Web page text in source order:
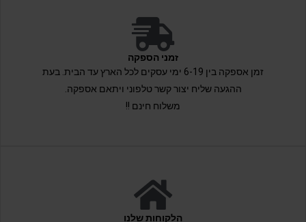
זמני הספקה
זמן אספקה בין 6-19 ימי עסקים לכל הארץ עד הבית. בעת
ההגעה שליח יצור קשר טלפוני ויתאם אספקה.
משלוח חינם !!
הלקוחות שלנו